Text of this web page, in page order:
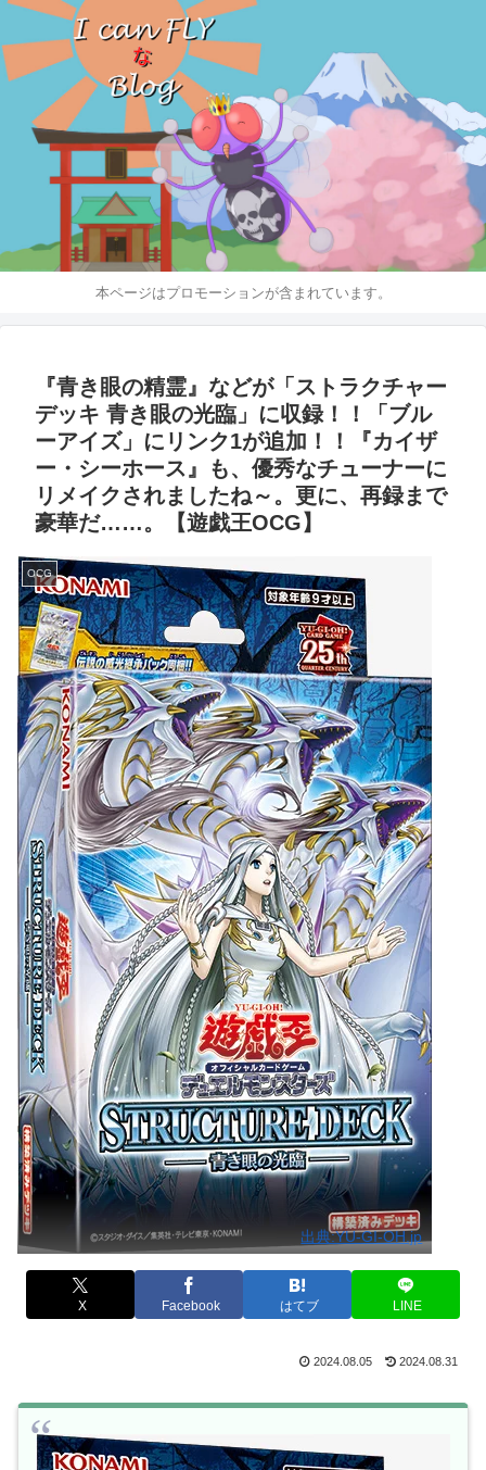
本ページはプロモーションが含まれています。
『青き眼の精霊』などが「ストラクチャー
デッキ 青き眼の光臨」に収録！！「ブル
ーアイズ」にリンク1が追加！！『カイザ
ー・シーホース』も、優秀なチューナーに
リメイクされましたね～。更に、再録まで
豪華だ……。【遊戯王OCG】
OCG
出典:YU-GI-OH.jp
X Facebook はてブ LINE
2024.08.05 2024.08.31